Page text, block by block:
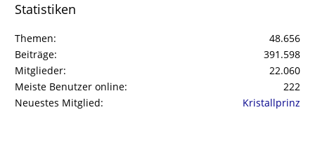
Statistiken
Themen
48.656
Beiträge
391.598
Mitglieder
22.060
Meiste Benutzer online
222
Neuestes Mitglied
Kristallprinz